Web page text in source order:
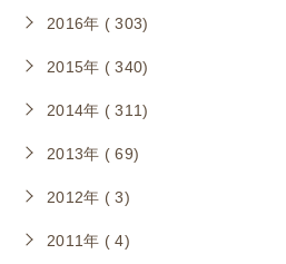
2016年 ( 303)
2015年 ( 340)
2014年 ( 311)
2013年 ( 69)
2012年 ( 3)
2011年 ( 4)